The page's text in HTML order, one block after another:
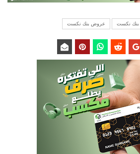
بنك نكست عروض بنك نكست